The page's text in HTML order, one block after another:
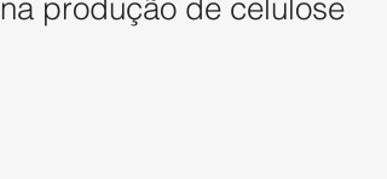
na produção de celulose